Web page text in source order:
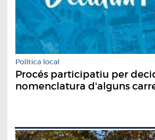
Política local
Procés participatiu per
nomenclatura d'alguns